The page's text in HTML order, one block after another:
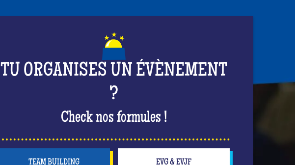
TU ORGANISES UN ÉVÈNEMENT
?
Check nos formules !
TEAM BUILDING EVG & EVJF